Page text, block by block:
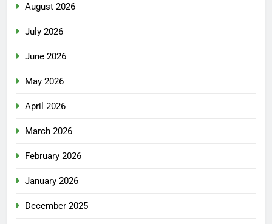
August 2026
July 2026
June 2026
May 2026
April 2026
March 2026
February 2026
January 2026
December 2025